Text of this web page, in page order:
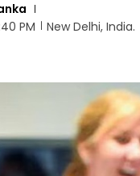
PM
New Delhi, India.